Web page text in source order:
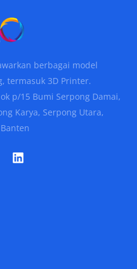
berbagai model
termasuk 3D Printer.
p/15 Bumi Serpong Damai,
Karya, Serpong Utara,